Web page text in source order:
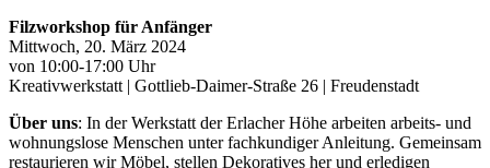
Filzworkshop für Anfänger
Mittwoch, 20. März 2024
von 10:00-17:00 Uhr
Kreativwerkstatt | Gottlieb-Daimer-Straße 26 | Freudenstadt
Über uns: In der Werkstatt der Erlacher Höhe arbeiten arbeits- und
wohnungslose Menschen unter fachkundiger Anleitung. Gemeinsam
restaurieren wir Möbel, stellen Dekoratives her und erledigen